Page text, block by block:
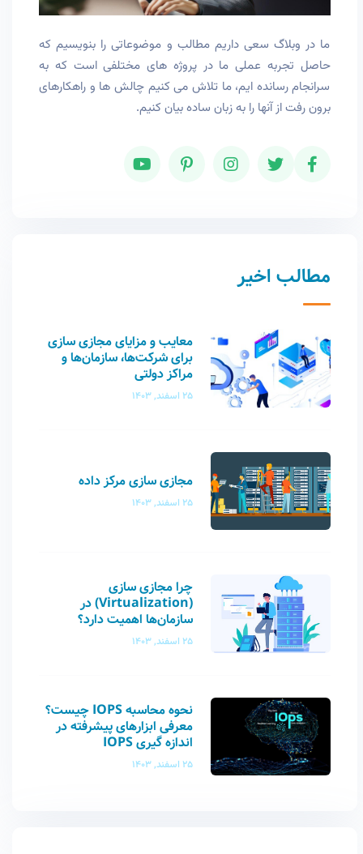
ما در وبلاگ سعی داریم مطالب و موضوعاتی را بنویسیم که
حاصل تجربه عملی ما در پروژه های مختلفی است که به
سرانجام رسانده ایم، ما تلاش می کنیم چالش ها و راهکارهای
برون رفت از آنها را به زبان ساده بیان کنیم.
مطالب اخیر
معایب و مزایای مجازی سازی
برای شرکت‌ها، سازمان‌ها و
مراکز دولتی
25 اسفند, 1403
مجازی سازی مرکز داده
25 اسفند, 1403
چرا مجازی‌ سازی
(Virtualization) در
سازمان‌ها اهمیت دارد؟
25 اسفند, 1403
نحوه محاسبه IOPS چیست؟
معرفی ابزارهای پیشرفته در
اندازه گیری IOPS
25 اسفند, 1403